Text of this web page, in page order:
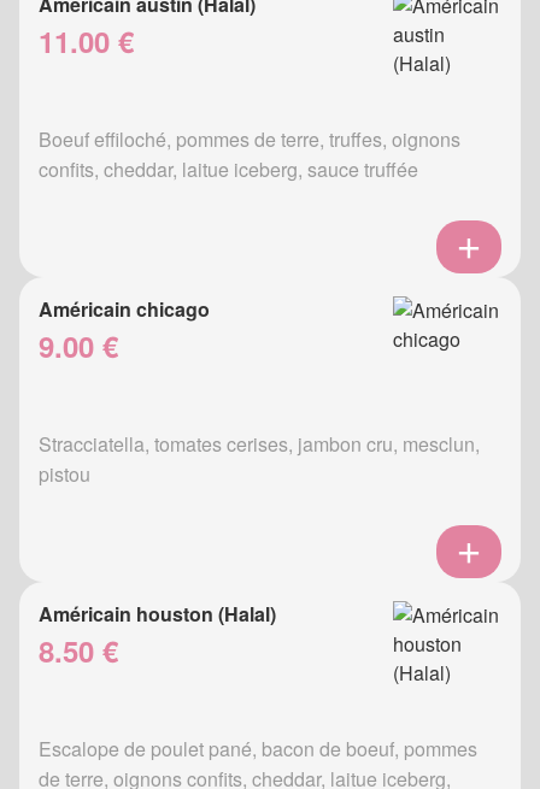
11.00 €
Boeuf effiloché, pommes de terre, truffes, oignons
confits, cheddar, laitue iceberg, sauce truffée
Américain chicago
9.00 €
Stracciatella, tomates cerises, jambon cru, mesclun,
pistou
Américain houston (Halal)
8.50 €
Escalope de poulet pané, bacon de boeuf, pommes
de terre, oignons confits, cheddar, laitue iceberg,